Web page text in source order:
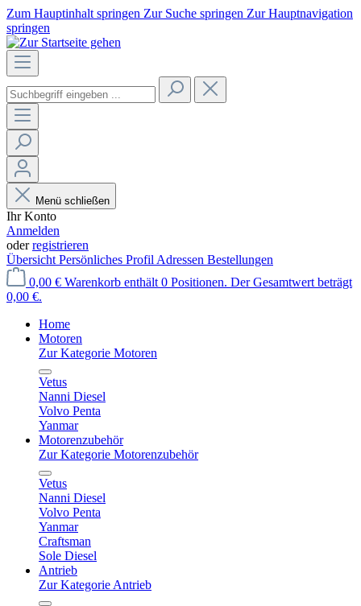
Zum Hauptinhalt springen Zur Suche springen Zur Hauptnavigation
springen
Menü schließen
Ihr Konto
Anmelden
oderregistrieren
Übersicht Persönliches Profil Adressen Bestellungen
0,00 € Warenkorb enthält 0 Positionen. Der Gesamtwert beträgt
0,00 €.
Home
Motoren
Zur Kategorie Motoren
Vetus
Nanni Diesel
Volvo Penta
Yanmar
Motorenzubehör
Zur Kategorie Motorenzubehör
Vetus
Nanni Diesel
Volvo Penta
Yanmar
Craftsman
Sole Diesel
Antrieb
Zur Kategorie Antrieb